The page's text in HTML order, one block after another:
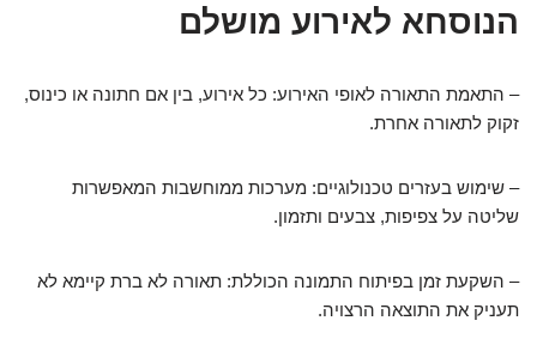
הנוסחא לאירוע מושלם
– התאמת התאורה לאופי האירוע: כל אירוע, בין אם חתונה או כינוס,
זקוק לתאורה אחרת.
– שימוש בעזרים טכנולוגיים: מערכות ממוחשבות המאפשרות
שליטה על צפיפות, צבעים ותזמון.
– השקעת זמן בפיתוח התמונה הכוללת: תאורה לא ברת קיימא לא
תעניק את התוצאה הרצויה.